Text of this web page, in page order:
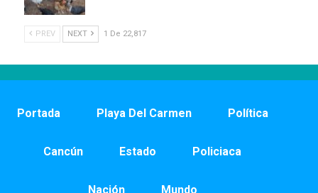
PREV NEXT 1 De 22,817
Portada Playa Del Carmen Política
Cancún Estado Policiaca
Nación Mundo